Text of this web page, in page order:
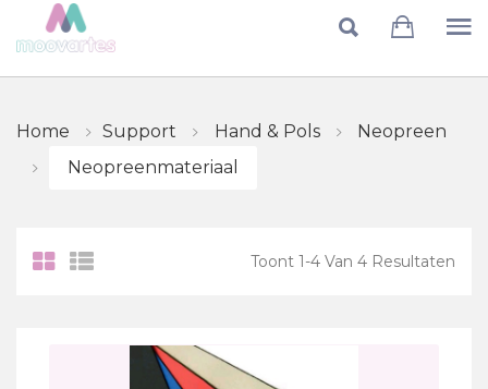
Skip to main content
Home Support Hand & Pols
Neopreen
Neopreenmateriaal
Toont 1-4 Van 4 Resultaten